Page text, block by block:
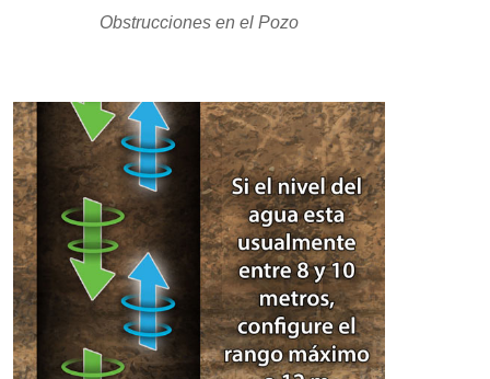
Obstrucciones en el Pozo